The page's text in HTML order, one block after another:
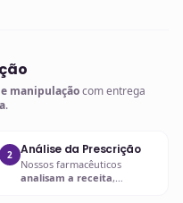
manipulaçãocom entrega
.
2 Análise da Prescrição
Nossos farmacêuticos
analisam a receita,